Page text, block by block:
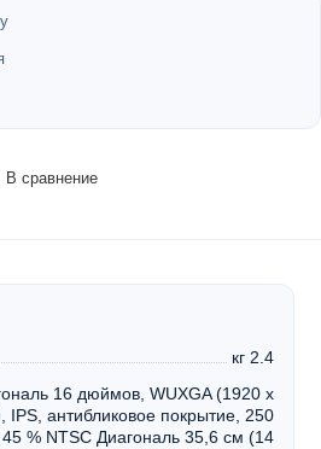
В сравнение
кг 2.4
16 дюймов, WUXGA (1920 x
IPS, антибликовое покрытие, 250
45 % NTSC Диагональ 35,6 см (14